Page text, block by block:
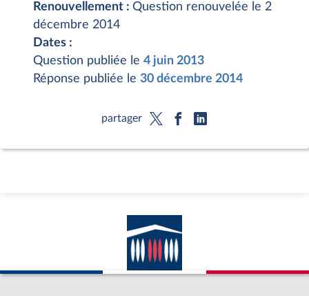
Renouvellement : Question renouvelée le 2
décembre 2014
Dates :
Question publiée le 4 juin 2013
Réponse publiée le 30 décembre 2014
partager